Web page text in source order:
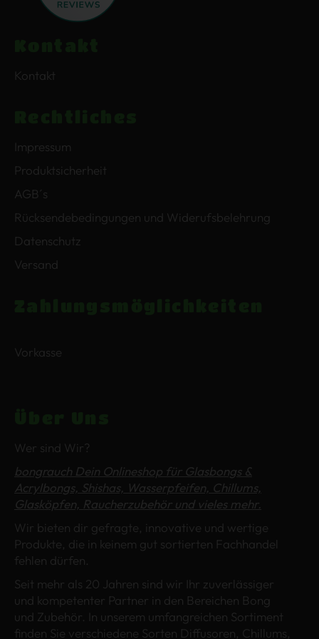
Kontakt
Impressum
Produktsicherheit
AGB´s
Rücksendebedingungen und Widerufsbelehrung
Datenschutz
Versand
Vorkasse
Wer sind Wir?
bongrauch Dein Onlineshop für Glasbongs &
Acrylbongs, Shishas, Wasserpfeifen, Chillums,
Glasköpfen, Raucherzubehör und vieles mehr.
Wir bieten dir gefragte, innovative und wertige
Produkte, die in keinem gut sortierten Fachhandel
fehlen dürfen.
Seit mehr als 20 Jahren sind wir Ihr zuverlässiger
und kompetenter Partner in den Bereichen Bong
und Zubehör. In unserem umfangreichen Sortiment
finden Sie verschiedene Sorten Diffusoren, Chillums,